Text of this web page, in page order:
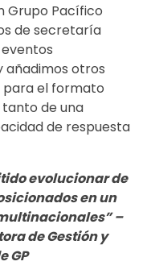
Grupo Pacífico
de secretaría
añadimos otros
para el formato
de una
de respuesta
evolucionar de
en un
–
de Gestión y
GP